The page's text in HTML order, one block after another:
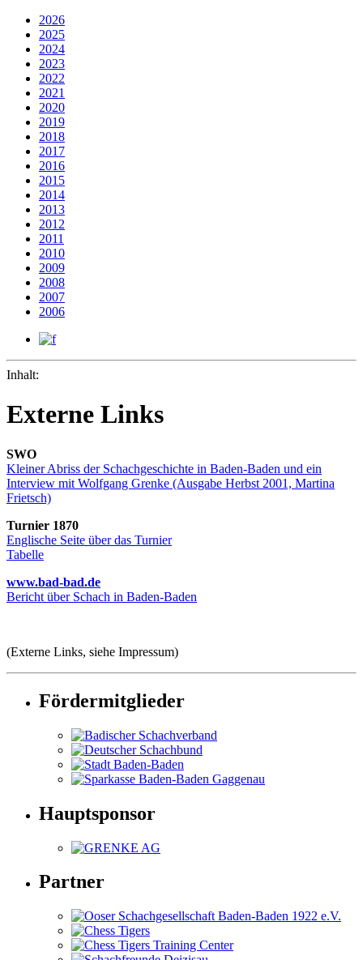
2026
2025
2024
2023
2022
2021
2020
2019
2018
2017
2016
2015
2014
2013
2012
2011
2010
2009
2008
2007
2006
Inhalt:
Externe Links
SWO
Kleiner Abriss der Schachgeschichte in Baden-Baden und ein
Interview mit Wolfgang Grenke (Ausgabe Herbst 2001, Martina
Frietsch)
Turnier 1870
Englische Seite über das Turnier
Tabelle
www.bad-bad.de
Bericht über Schach in Baden-Baden
(Externe Links, siehe Impressum)
Fördermitglieder
Hauptsponsor
Partner